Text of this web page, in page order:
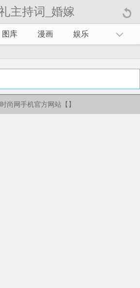
主持词_婚嫁
图库 漫画
娱乐
尚网手机官方网站【 】